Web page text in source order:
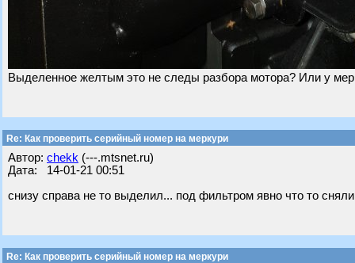
Выделенное желтым это не следы разбора мотора? Или у
Re: Как проверить серийный номер на меркури
Автор: chekk (---.mtsnet.ru)
Дата: 14-01-21 00:51
снизу справа не то выделил... под фильтром явно что то
Re: Как проверить серийный номер на меркури